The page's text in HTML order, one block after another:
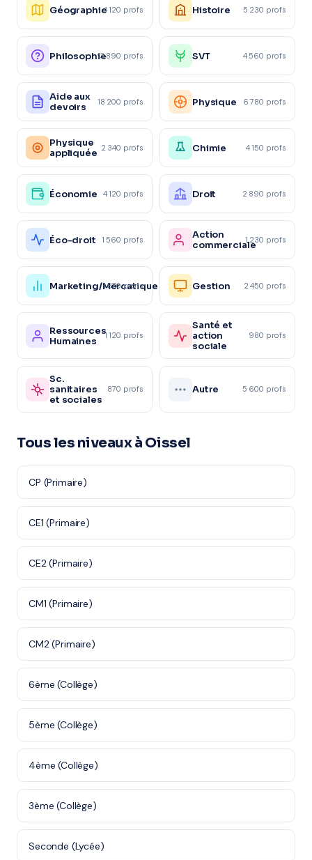
Géographie4 120 profs Histoire 5 230 profs
Philosophie3 890 profs SVT 4 560 profs
Aide aux
devoirs
18 200 profs Physique 6 780 profs
Physique
appliquée 2 340 profs Chimie 4 150 profs
Économie 4 120 profs Droit 2 890 profs
Éco-droit 1 560 profs
Action
commerciale1 230 profs
Marketing/Mercatique
1 870 profs Gestion 2 450 profs
Ressources
Humaines
1 120 profs
Santé et
action
sociale
980 profs
Sc.
sanitaires
et sociales
870 profs Autre 5 600 profs
Tous les niveaux à Oissel
CP (Primaire)
CE1 (Primaire)
CE2 (Primaire)
CM1 (Primaire)
CM2 (Primaire)
6ème (Collège)
5ème (Collège)
4ème (Collège)
3ème (Collège)
Seconde (Lycée)